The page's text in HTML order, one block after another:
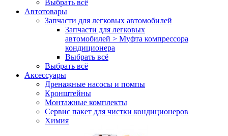
Выбрать всё
Автотовары
Запчасти для легковых автомобилей
Запчасти для легковых
автомобилей > Муфта компрессора
кондиционера
Выбрать всё
Выбрать всё
Аксессуары
Дренажные насосы и помпы
Кронштейны
Монтажные комплекты
Сервис пакет для чистки кондиционеров
Химия